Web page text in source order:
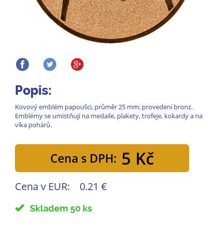
Popis:
Kovový emblém papoušci, průměr 25 mm; provedení bronz.
Emblémy se umistňují na medaile, plakety, trofeje, kokardy a na
víka pohárů.
Cena s DPH: 5 Kč
Cena v EUR: 0.21 €
Skladem 50 ks